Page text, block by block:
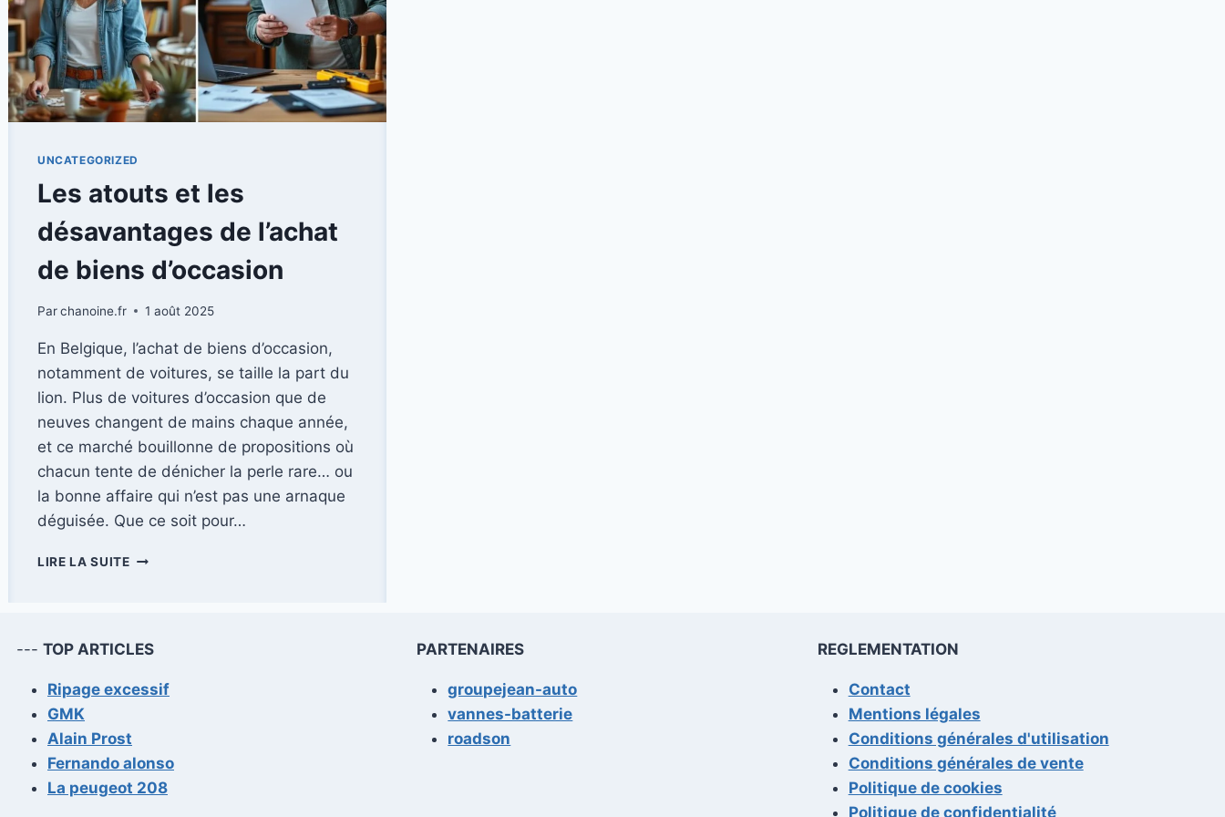
UNCATEGORIZED
Les atouts et les
désavantages de l’achat
de biens d’occasion
Parchanoine.fr 1 août 2025
En Belgique, l’achat de biens d’occasion,
notamment de voitures, se taille la part du
lion. Plus de voitures d’occasion que de
neuves changent de mains chaque année,
et ce marché bouillonne de propositions où
chacun tente de dénicher la perle rare… ou
la bonne affaire qui n’est pas une arnaque
déguisée. Que ce soit pour…
LIRE LA SUITELES
DE
DE
--- TOP ARTICLES
Ripage excessif
GMK
Alain Prost
Fernando alonso
La peugeot 208
PARTENAIRES
groupejean-auto
vannes-batterie
roadson
REGLEMENTATION
Contact
Mentions légales
Conditions générales d'utilisation
Conditions générales de vente
Politique de cookies
Politique de confidentialité